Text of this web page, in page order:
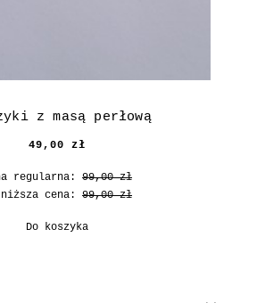
z masą perłową
49,00 zł
regularna: 99,00 zł
cena: 99,00 zł
Do koszyka